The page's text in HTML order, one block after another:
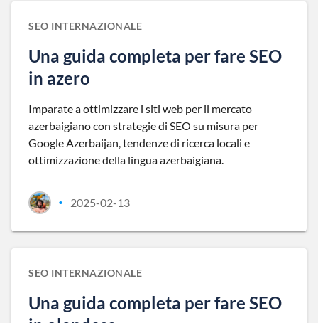
SEO INTERNAZIONALE
Una guida completa per fare SEO
in azero
Imparate a ottimizzare i siti web per il mercato
azerbaigiano con strategie di SEO su misura per
Google Azerbaijan, tendenze di ricerca locali e
ottimizzazione della lingua azerbaigiana.
• 2025-02-13
SEO INTERNAZIONALE
Una guida completa per fare SEO